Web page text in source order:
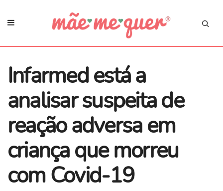
Infarmed está a
analisar suspeita de
reação adversa em
criança que morreu
com Covid-19